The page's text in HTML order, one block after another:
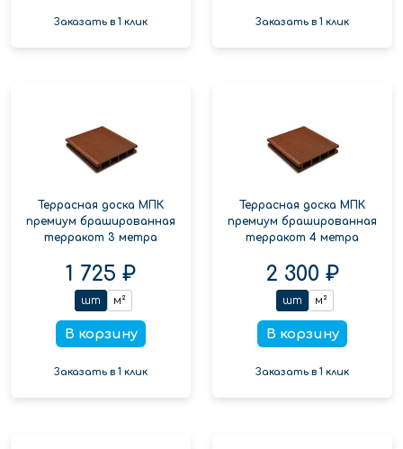
Заказать в 1 клик Заказать в 1 клик
Террасная доска МПК
премиум брашированная
терракот 3 метра
1 725 ₽
шт м²
В корзину
Заказать в 1 клик
Террасная доска МПК
премиум брашированная
терракот 4 метра
2 300 ₽
шт м²
В корзину
Заказать в 1 клик